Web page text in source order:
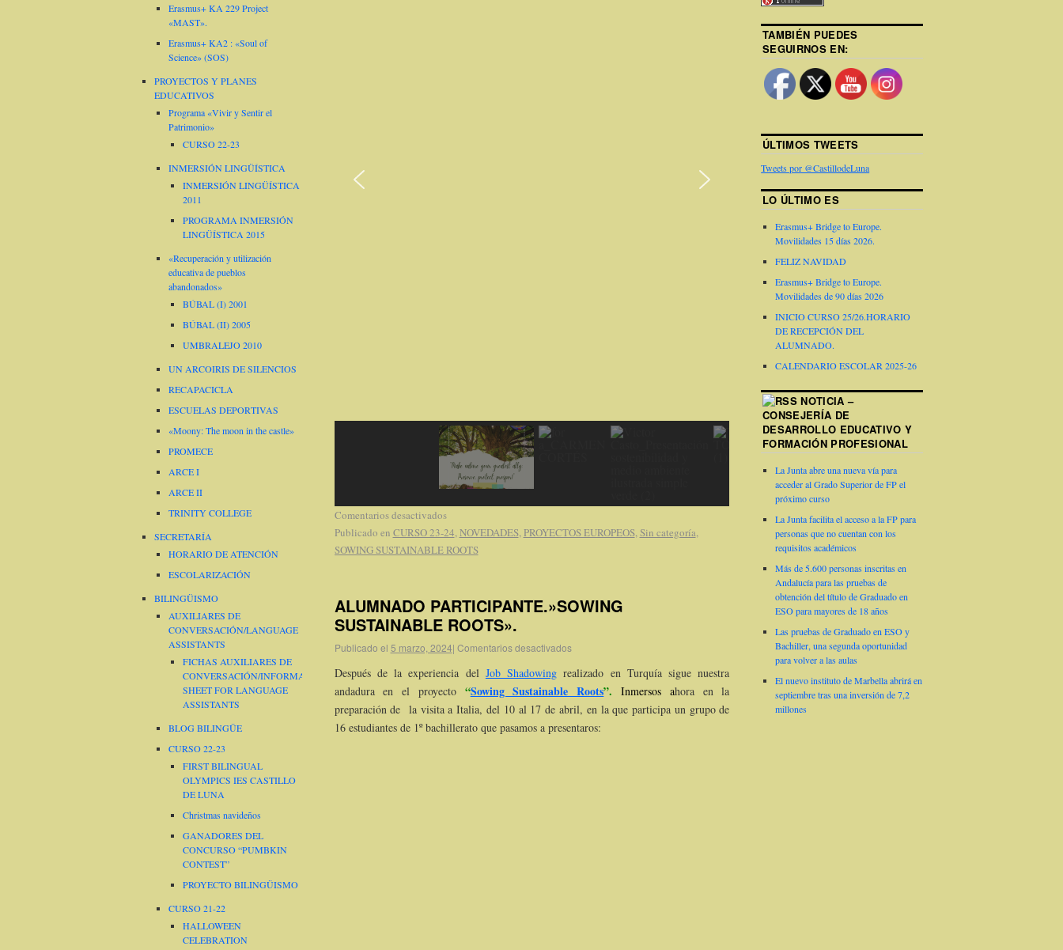
Comentarios desactivados
Publicado en CURSO 23-24,NOVEDADES, PROYECTOS EUROPEOS,Sin categoría,
SOWING SUSTAINABLE ROOTS
ALUMNADO PARTICIPANTE.»SOWING
SUSTAINABLE ROOTS».
Publicado el 5 marzo, 2024| Comentarios desactivados
Después de la experiencia del Job Shadowing realizado en Turquía sigue nuestra
andadura en el proyecto “Sowing Sustainable Roots”. Inmersos ahora en la
preparación de la visita a Italia, del 10 al 17 de abril, en la que participa un grupo de
16 estudiantes de 1º bachillerato que pasamos a presentaros:
Erasmus+ KA 229 Project
«MAST».
Erasmus+ KA2 : «Soul of
Science» (SOS)
PROYECTOS Y PLANES
EDUCATIVOS
Programa «Vivir y Sentir el
Patrimonio»
CURSO 22-23
INMERSIÓN LINGÜÍSTICA
INMERSIÓN LINGÜÍSTICA
2011
PROGRAMA INMERSIÓN
LINGÜÍSTICA 2015
«Recuperación y utilización
educativa de pueblos
abandonados»
BÚBAL (I) 2001
BÚBAL (II) 2005
UMBRALEJO 2010
UN ARCOIRIS DE SILENCIOS
RECAPACICLA
ESCUELAS DEPORTIVAS
«Moony: The moon in the castle»
PROMECE
ARCE I
ARCE II
TRINITY COLLEGE
SECRETARÍA
HORARIO DE ATENCIÓN
ESCOLARIZACIÓN
BILINGÜISMO
AUXILIARES DE
CONVERSACIÓN/LANGUAGE
ASSISTANTS
FICHAS AUXILIARES DE
CONVERSACIÓN/INFORMATION
SHEET FOR LANGUAGE
ASSISTANTS
BLOG BILINGÜE
CURSO 22-23
FIRST BILINGUAL
OLYMPICS IES CASTILLO
DE LUNA
Christmas navideños
GANADORES DEL
CONCURSO “PUMBKIN
CONTEST”
PROYECTO BILINGÜISMO
CURSO 21-22
HALLOWEEN
CELEBRATION
TAMBIÉN PUEDES
SEGUIRNOS EN:
ÚLTIMOS TWEETS
Tweets por @CastillodeLuna
LO ÚLTIMO ES
Erasmus+ Bridge to Europe.
Movilidades 15 días 2026.
FELIZ NAVIDAD
Erasmus+ Bridge to Europe.
Movilidades de 90 días 2026
INICIO CURSO 25/26.HORARIO
DE RECEPCIÓN DEL
ALUMNADO.
CALENDARIO ESCOLAR 2025-26
NOTICIA –
CONSEJERÍA DE
DESARROLLO EDUCATIVO Y
FORMACIÓN PROFESIONAL
La Junta abre una nueva vía para
acceder al Grado Superior de FP el
próximo curso
La Junta facilita el acceso a la FP para
personas que no cuentan con los
requisitos académicos
Más de 5.600 personas inscritas en
Andalucía para las pruebas de
obtención del título de Graduado en
ESO para mayores de 18 años
Las pruebas de Graduado en ESO y
Bachiller, una segunda oportunidad
para volver a las aulas
El nuevo instituto de Marbella abrirá en
septiembre tras una inversión de 7,2
millones